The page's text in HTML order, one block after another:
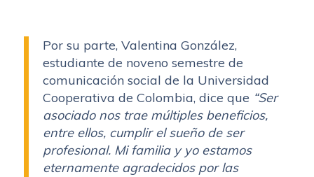
Por su parte, Valentina González,
estudiante de noveno semestre de
comunicación social de la Universidad
Cooperativa de Colombia, dice que “Ser
asociado nos trae múltiples beneficios,
entre ellos, cumplir el sueño de ser
profesional. Mi familia y yo estamos
eternamente agradecidos por las